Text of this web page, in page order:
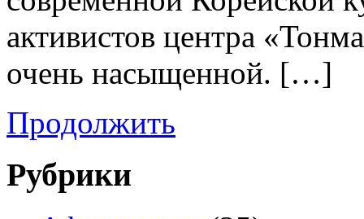
активистов центра
очень насыщенной. […]
Продолжить
Рубрики